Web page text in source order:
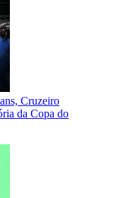
Cruzeiro
da Copa do